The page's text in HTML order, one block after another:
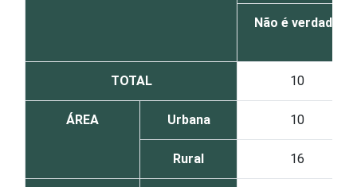
Não é verdade
TOTAL 10
ÁREA Urbana 10
Rural 16